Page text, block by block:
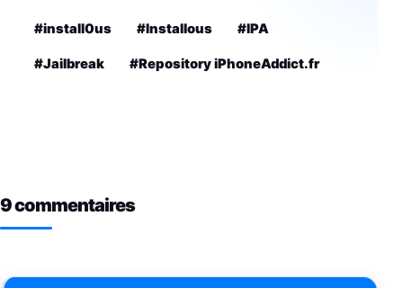
#install0us #Installous #IPA
#Jailbreak #Repository iPhoneAddict.fr
9 commentaires